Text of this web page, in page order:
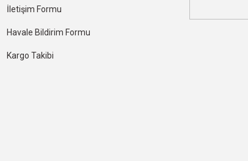
İletişim Formu
Havale Bildirim Formu
Kargo Takibi